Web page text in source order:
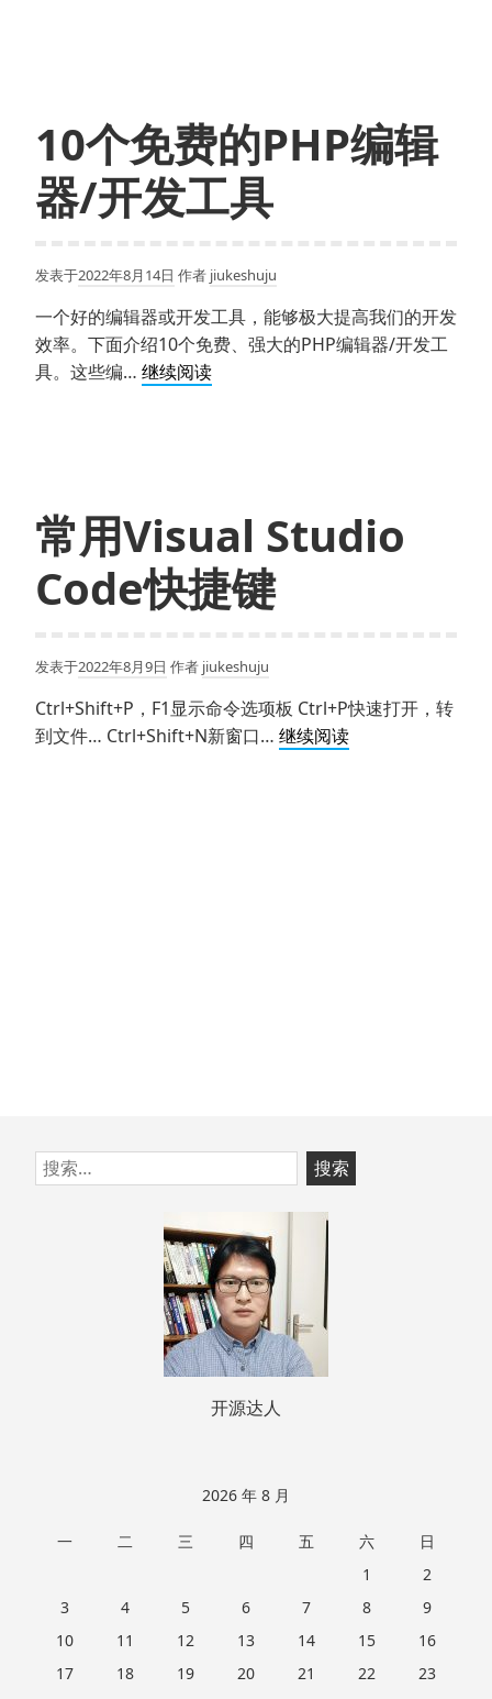
编
码
速
小
拇
指，
无
名
吗？
10个免费的PHP编辑
器/开发工具
发表于2022年8月14日 作者 jiukeshuju
一个好的编辑器或开发工具，能够极大提高我们的开发
效率。下面介绍10个免费、强大的PHP编辑器/开发工
具。这些编… 继续阅读10
编
辑
器/
开
工
具
常用Visual Studio
Code快捷键
发表于2022年8月9日 作者 jiukeshuju
Ctrl+Shift+P，F1显示命令选项板 Ctrl+P快速打开，转
到文件… Ctrl+Shift+N新窗口… 继续阅读常
跳
至
搜
索：
开源达人
2026 年 8 月
一 二 三 四 五 六
日
1
2
3
4 5 6 7 8
9
10
11 12 13 14 15
16
17
18 19 20 21 22
23